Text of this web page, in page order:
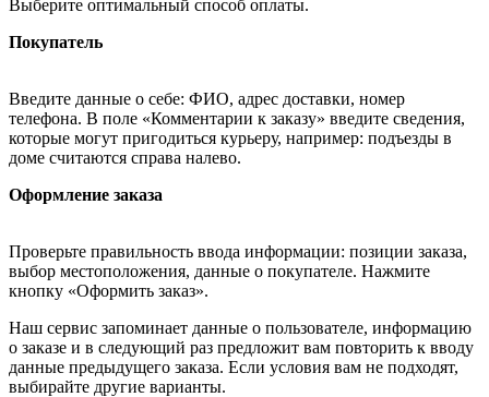
Выберите оптимальный способ оплаты.
Покупатель
Введите данные о себе: ФИО, адрес доставки, номер
телефона. В поле «Комментарии к заказу» введите сведения,
которые могут пригодиться курьеру, например: подъезды в
доме считаются справа налево.
Оформление заказа
Проверьте правильность ввода информации: позиции заказа,
выбор местоположения, данные о покупателе. Нажмите
кнопку «Оформить заказ».
Наш сервис запоминает данные о пользователе, информацию
о заказе и в следующий раз предложит вам повторить к вводу
данные предыдущего заказа. Если условия вам не подходят,
выбирайте другие варианты.